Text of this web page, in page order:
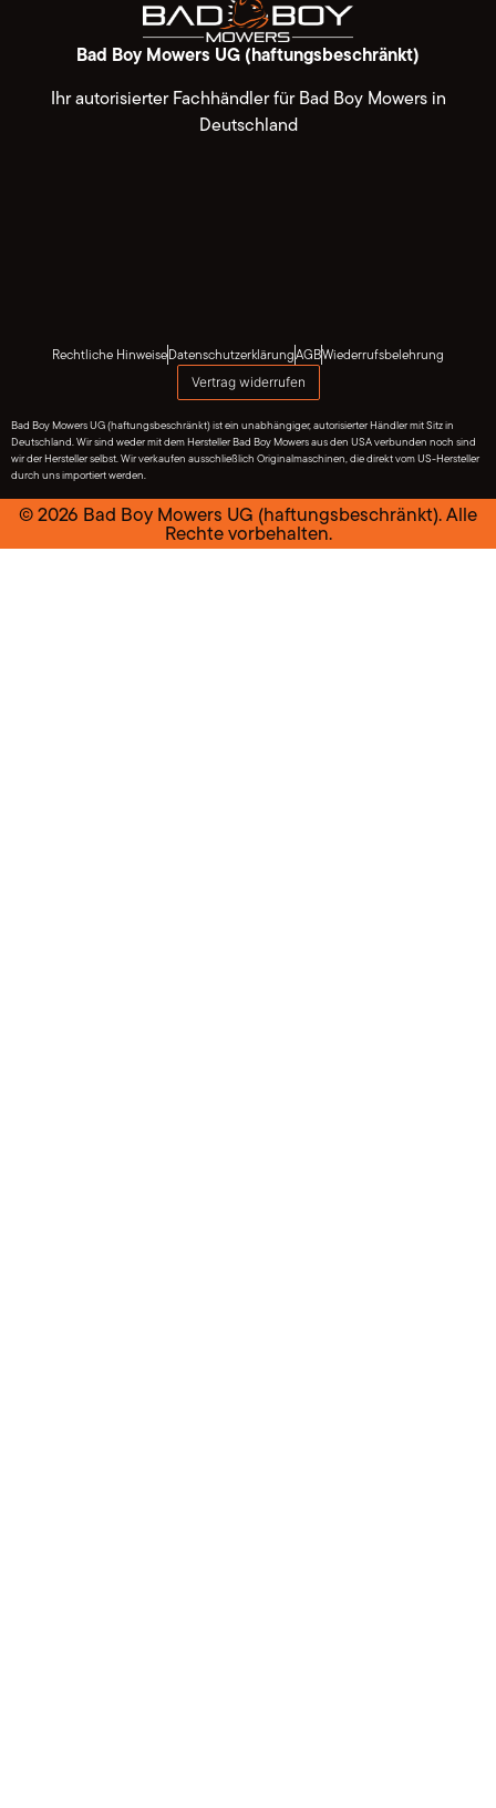
Bad Boy Mowers UG (haftungsbeschränkt)
Ihr autorisierter Fachhändler für Bad Boy Mowers in
Deutschland
Rechtliche HinweiseDatenschutzerklärungAGBWiederrufsbelehrung
Vertrag widerrufen
Bad Boy Mowers UG (haftungsbeschränkt) ist ein unabhängiger, autorisierter Händler mit Sitz in
Deutschland. Wir sind weder mit dem Hersteller Bad Boy Mowers aus den USA verbunden noch sind
wir der Hersteller selbst. Wir verkaufen ausschließlich Originalmaschinen, die direkt vom US-Hersteller
durch uns importiert werden.
© 2026 Bad Boy Mowers UG (haftungsbeschränkt). Alle
Rechte vorbehalten.